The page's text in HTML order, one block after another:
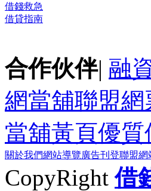
借錢救急
借貸指南
合作伙伴| 融
網當舖聯盟網
當舖黃頁優質
關於我們網站導覽廣告刊登聯盟網
CopyRight借